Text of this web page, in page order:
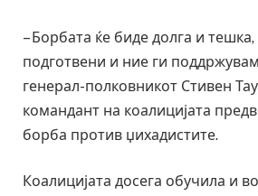
– Борбата ќе биде долга и
подготвени и ние ги
генерал-полковникот Стивен
командант на коалицијата
борба против џихадистите.
Коалицијата досега обучила и